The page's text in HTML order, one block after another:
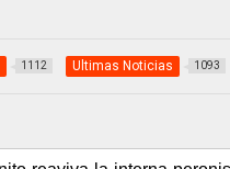
1112 Ultimas Noticias 1093